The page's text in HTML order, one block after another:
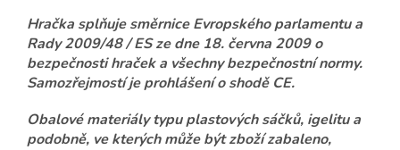
Hračka splňuje směrnice Evropského parlamentu a
Rady 2009/48 / ES ze dne 18. června 2009 o
bezpečnosti hraček a všechny bezpečnostní normy.
Samozřejmostí je prohlášení o shodě CE.
Obalové materiály typu plastových sáčků, igelitu a
podobně, ve kterých může být zboží zabaleno,